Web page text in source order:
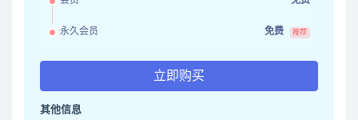
永久会员 免费 推荐
立即购买
其他信息